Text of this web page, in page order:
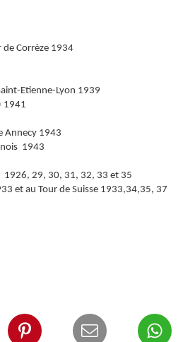
de Corrèze 1934
Etienne-Lyon 1939
1941
Annecy 1943
1943
1926, 29, 30, 31, 32, 33 et 35
et au Tour de Suisse 1933,34,35, 37